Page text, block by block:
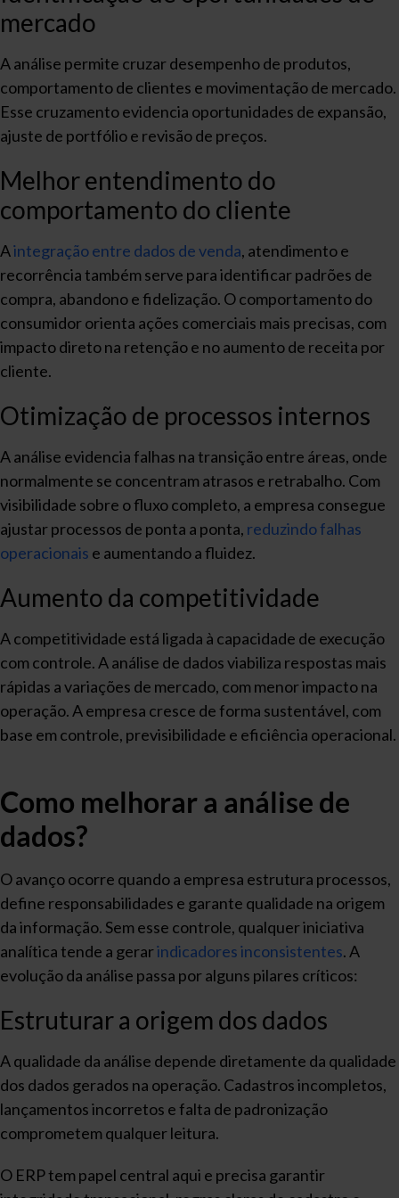
mercado
A análise permite cruzar desempenho de produtos,
comportamento de clientes e movimentação de mercado.
Esse cruzamento evidencia oportunidades de expansão,
ajuste de portfólio e revisão de preços.
Melhor entendimento do
comportamento do cliente
Aintegração entre dados de venda, atendimento e
recorrência também serve para identificar padrões de
compra, abandono e fidelização. O comportamento do
consumidor orienta ações comerciais mais precisas, com
impacto direto na retenção e no aumento de receita por
cliente.
Otimização de processos internos
A análise evidencia falhas na transição entre áreas, onde
normalmente se concentram atrasos e retrabalho. Com
visibilidade sobre o fluxo completo, a empresa consegue
ajustar processos de ponta a ponta, reduzindo falhas
operacionais e aumentando a fluidez.
Aumento da competitividade
A competitividade está ligada à capacidade de execução
com controle. A análise de dados viabiliza respostas mais
rápidas a variações de mercado, com menor impacto na
operação. A empresa cresce de forma sustentável, com
base em controle, previsibilidade e eficiência operacional.
Como melhorar a análise de
dados?
O avanço ocorre quando a empresa estrutura processos,
define responsabilidades e garante qualidade na origem
da informação. Sem esse controle, qualquer iniciativa
analítica tende a gerarindicadores inconsistentes. A
evolução da análise passa por alguns pilares críticos:
Estruturar a origem dos dados
A qualidade da análise depende diretamente da qualidade
dos dados gerados na operação. Cadastros incompletos,
lançamentos incorretos e falta de padronização
comprometem qualquer leitura.
O ERP tem papel central aqui e precisa garantir